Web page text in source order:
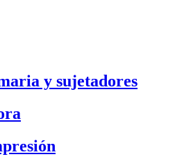
y sujetadores